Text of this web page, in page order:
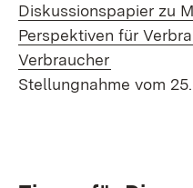
Diskussionspapier zu
Perspektiven für
Verbraucher
Stellungnahme vom